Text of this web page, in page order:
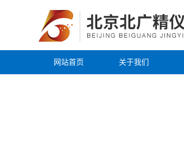
网站首页 关于我们